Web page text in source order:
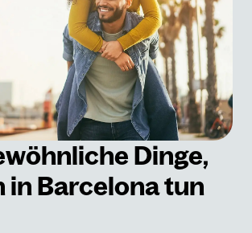
Dinge,
in Barcelona tun